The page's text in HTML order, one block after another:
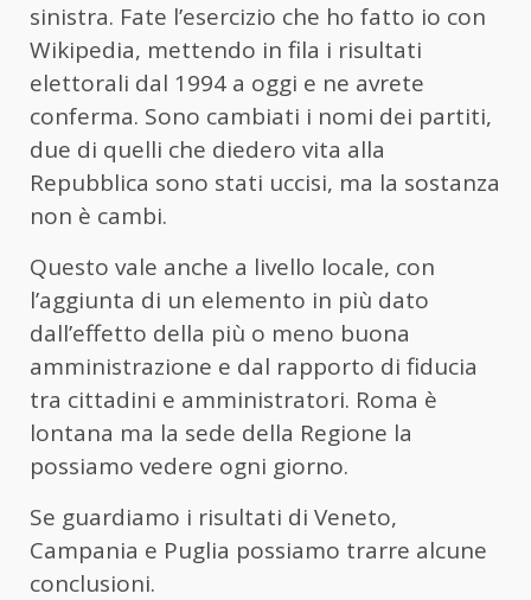
sinistra. Fate l’esercizio che ho fatto io con
Wikipedia, mettendo in fila i risultati
elettorali dal 1994 a oggi e ne avrete
conferma. Sono cambiati i nomi dei partiti,
due di quelli che diedero vita alla
Repubblica sono stati uccisi, ma la sostanza
non è cambi.
Questo vale anche a livello locale, con
l’aggiunta di un elemento in più dato
dall’effetto della più o meno buona
amministrazione e dal rapporto di fiducia
tra cittadini e amministratori. Roma è
lontana ma la sede della Regione la
possiamo vedere ogni giorno.
Se guardiamo i risultati di Veneto,
Campania e Puglia possiamo trarre alcune
conclusioni.